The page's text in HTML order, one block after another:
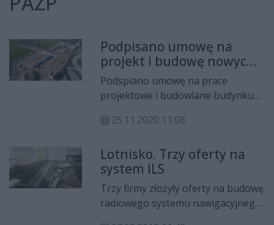
Podpisano umowę na
projekt i budowę nowych
obiektów na radomskim
lotnisku
Podspiano umowę na prace
projektowe i budowlane budynku
Gaśniczej (LSRG) i wieży Polskiej
na lotnisku w Radomiu. Wygrała
firma Anna-Bud sp. z o. o. z
Warszawy.
25.11.2020 11:08
Lotnisko. Trzy oferty na
system ILS
Trzy firmy złożyły oferty na budowę
radiowego systemu nawigacyjnego